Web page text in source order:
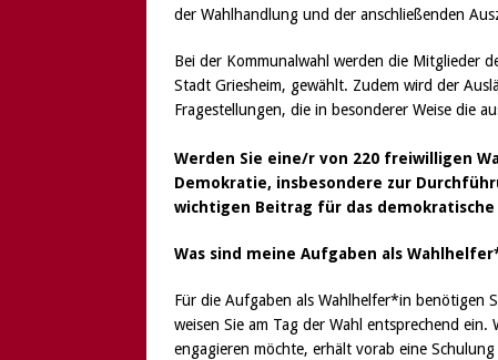
der Wahlhandlung und der anschließenden
Bei der Kommunalwahl werden die Mitglieder
Stadt Griesheim, gewählt. Zudem wird der
Fragestellungen, die in besonderer Weise die
Werden Sie eine/r von 220 freiwilligen
Demokratie, insbesondere zur
wichtigen Beitrag für das
Was sind meine Aufgaben als
Für die Aufgaben als Wahlhelfer*in benötigen
weisen Sie am Tag der Wahl entsprechend
engagieren möchte, erhält vorab eine